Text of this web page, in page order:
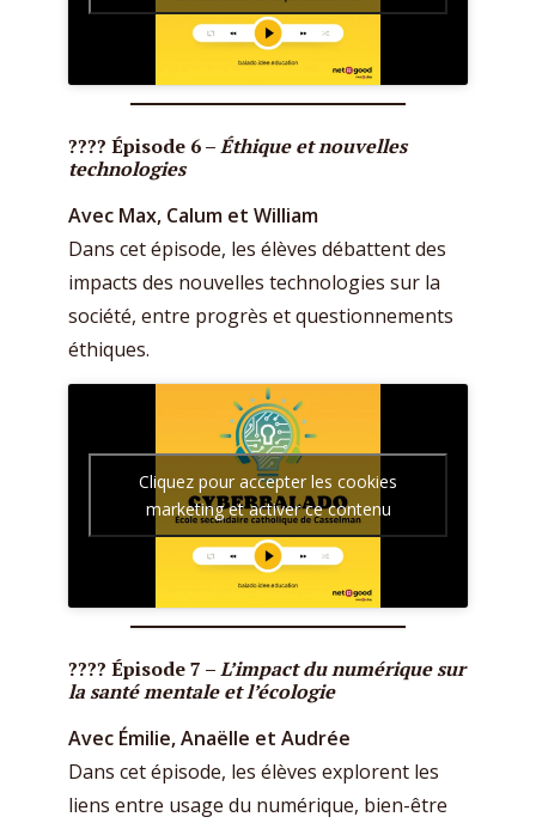
???? Épisode 6 –Éthique et nouvelles
technologies
Avec Max, Calum et William
Dans cet épisode, les élèves débattent des
impacts des nouvelles technologies sur la
société, entre progrès et questionnements
éthiques.
Cliquez pour accepter les cookies
marketing et activer ce contenu
???? Épisode 7 –L’impact du numérique sur
la santé mentale et l’écologie
Avec Émilie, Anaëlle et Audrée
Dans cet épisode, les élèves explorent les
liens entre usage du numérique, bien-être